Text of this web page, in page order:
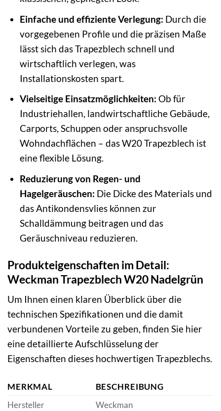
Einfache und effiziente Verlegung: Durch die
vorgegebenen Profile und die präzisen Maße
lässt sich das Trapezblech schnell und
wirtschaftlich verlegen, was
Installationskosten spart.
Vielseitige Einsatzmöglichkeiten: Ob für
Industriehallen, landwirtschaftliche Gebäude,
Carports, Schuppen oder anspruchsvolle
Wohndachflächen – das W20 Trapezblech ist
eine flexible Lösung.
Reduzierung von Regen- und
Hagelgeräuschen: Die Dicke des Materials und
das Antikondensvlies können zur
Schalldämmung beitragen und das
Geräuschniveau reduzieren.
Produkteigenschaften im Detail:
Weckman Trapezblech W20 Nadelgrün
Um Ihnen einen klaren Überblick über die
technischen Spezifikationen und die damit
verbundenen Vorteile zu geben, finden Sie hier
eine detaillierte Aufschlüsselung der
Eigenschaften dieses hochwertigen Trapezblechs.
MERKMAL
BESCHREIBUNG
Hersteller
Weckman